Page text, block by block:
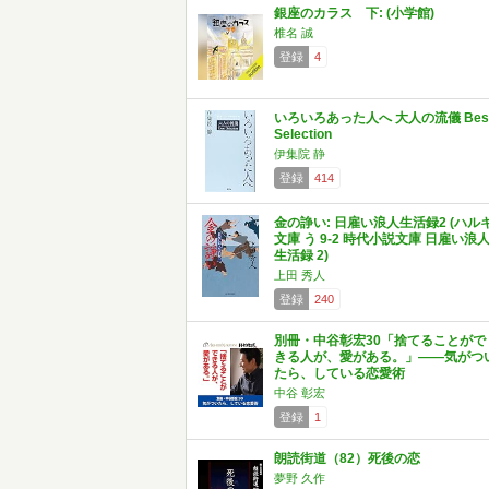
銀座のカラス 下: (小学館)
椎名 誠
登録
4
いろいろあった人へ 大人の流儀
Selection
伊集院 静
登録
414
金の諍い: 日雇い浪人生活録2 (ハル
文庫 う 9-2 時代小説文庫 日雇い浪人
生活録 2)
上田 秀人
登録
240
別冊・中谷彰宏30「捨てることがで
きる人が、愛がある。」――気がつ
たら、している恋愛術
中谷 彰宏
登録
1
朗読街道（82）死後の恋
夢野 久作